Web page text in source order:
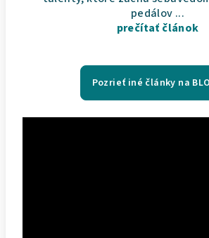
pedálov ...
prečítať článok
Pozrieť iné články na